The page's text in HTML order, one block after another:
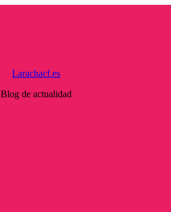
Larachacf.es
Blog de actualidad